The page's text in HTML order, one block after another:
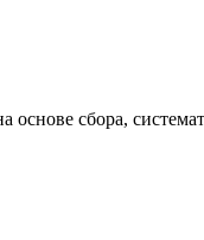
сбора,